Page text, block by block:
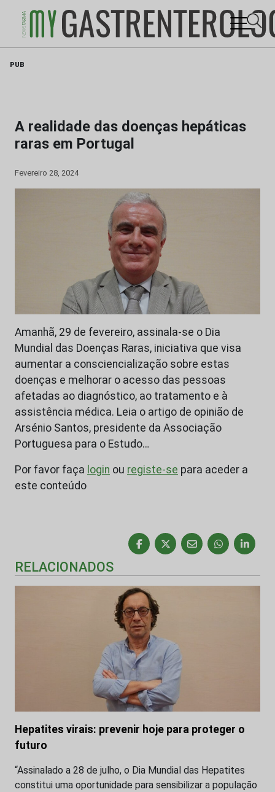
PUB
A realidade das doenças hepáticas
raras em Portugal
Fevereiro 28, 2024
Amanhã, 29 de fevereiro, assinala-se o Dia
Mundial das Doenças Raras, iniciativa que visa
aumentar a consciencialização sobre estas
doenças e melhorar o acesso das pessoas
afetadas ao diagnóstico, ao tratamento e à
assistência médica. Leia o artigo de opinião de
Arsénio Santos, presidente da Associação
Portuguesa para o Estudo…
Por favor faça login ou registe-se para aceder a
este conteúdo
RELACIONADOS
Hepatites virais: prevenir hoje para proteger o
futuro
“Assinalado a 28 de julho, o Dia Mundial das Hepatites
constitui uma oportunidade para sensibilizar a população